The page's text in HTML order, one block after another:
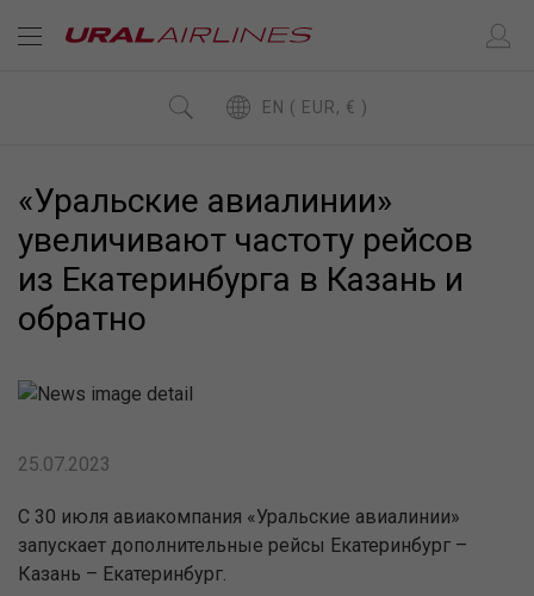
EN ( EUR, € )
«Уральские авиалинии»
увеличивают частоту рейсов
из Екатеринбурга в Казань и
обратно
25.07.2023
С 30 июля авиакомпания «Уральские авиалинии»
запускает дополнительные рейсы Екатеринбург –
Казань – Екатеринбург.